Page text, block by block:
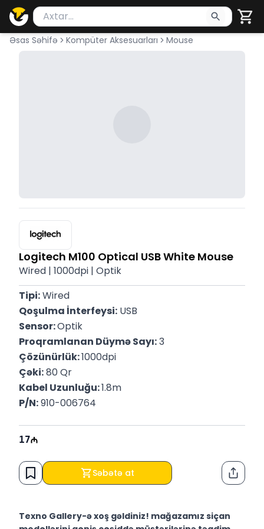
Məhsul axtar
Axtarış üçün ən azı 2 simvol yazın. Göndərmək
Əsas Səhifə Kompüter Aksesuarları Mouse
Logitech M100 Optical USB White Mouse
Wired | 1000dpi | Optik
Tipi: Wired
Qoşulma İnterfeysi: USB
Sensor: Optik
Proqramlanan Düymə Sayı: 3
Çözünürlük: 1000dpi
Çəki: 80 Qr
Kabel Uzunluğu: 1.8m
P/N: 910-006764
17
Səbətə at
Texno Gallery-ə xoş gəldiniz! mağazamız siçan